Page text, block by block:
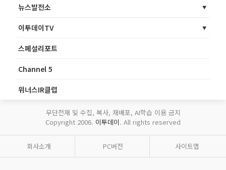
뉴스발전소
이투데이TV
스페셜리포트
Channel 5
위너스IR클럽
무단전재 및 수집, 복사, 재배포, AI학습 이용 금지
Copyright 2006. 이투데이. All rights reserved
회사소개 PC버전 사이트맵